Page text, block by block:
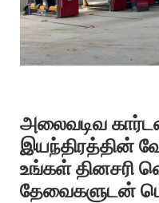
அலைவடிவ
இயந்திரத்தின்
உங்கள் தினசரி
தேவைகளுடன்